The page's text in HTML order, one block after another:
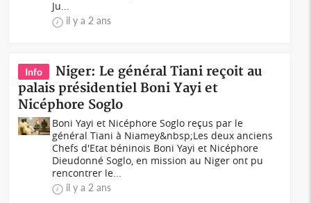
Ju...
il y a 2 ans
Info
Niger: Le général Tiani reçoit au
palais présidentiel Boni Yayi et
Nicéphore Soglo
Boni Yayi et Nicéphore Soglo reçus par le
général Tiani à Niamey&nbsp;Les deux anciens
Chefs d'Etat béninois Boni Yayi et Nicéphore
Dieudonné Soglo, en mission au Niger ont pu
rencontrer le...
il y a 2 ans